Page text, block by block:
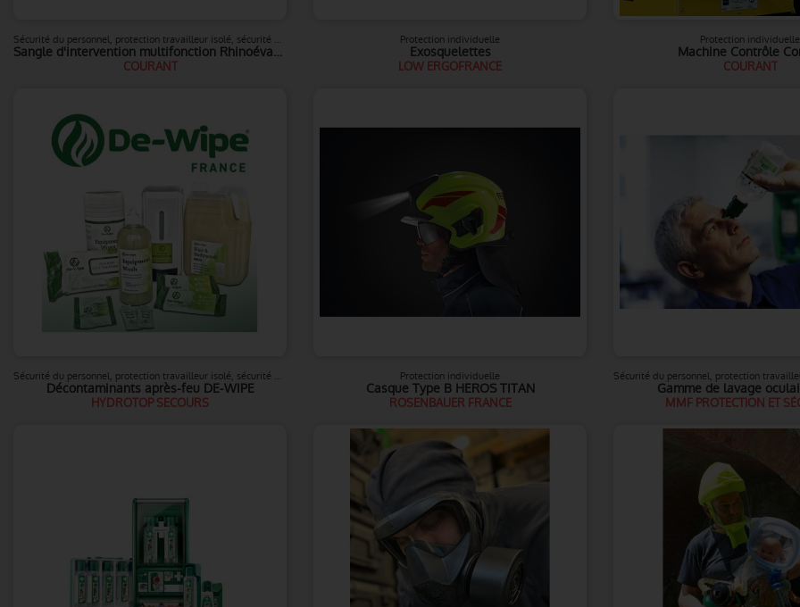
Sécurité du personnel, protection travailleur isolé, sécurité A.R.I
Sangle d'intervention multifonction Rhinoévac V2
COURANT
Protection individuelle
Exosquelettes
LOW ERGOFRANCE
Protection individuelle
Machine Contrôle
COURANT
Sécurité du personnel, protection travailleur isolé, sécurité A.R.I
Décontaminants après-feu DE-WIPE
HYDROTOP SECOURS
Protection individuelle
Casque Type B HEROS TITAN
ROSENBAUER FRANCE
Gamme de lavage
MMF PROTECTION ET